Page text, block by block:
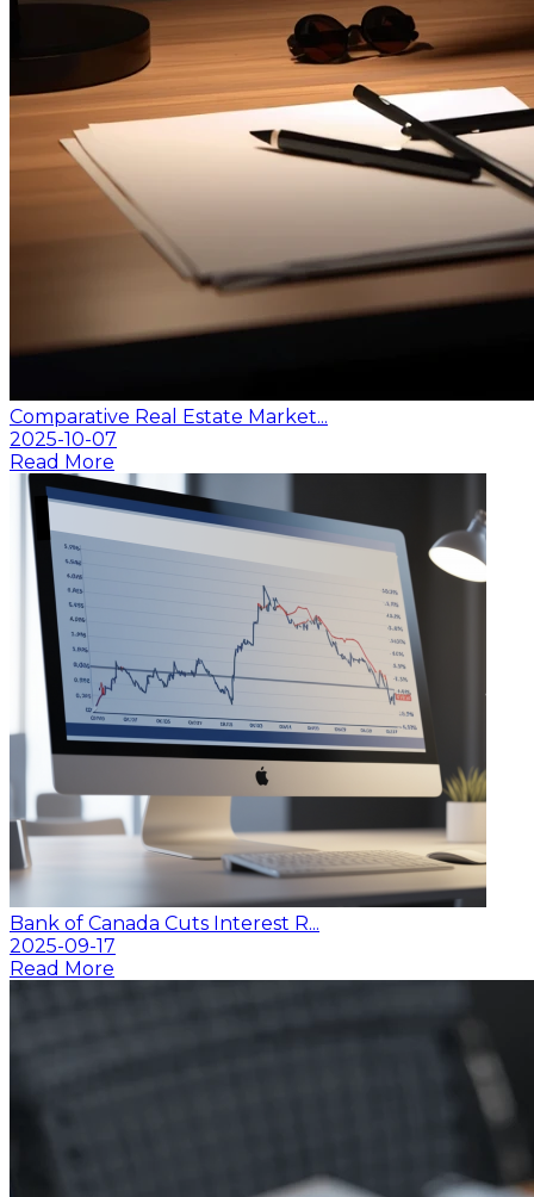
Comparative Real Estate Market...
2025-10-07
Read More
Bank of Canada Cuts Interest R...
2025-09-17
Read More